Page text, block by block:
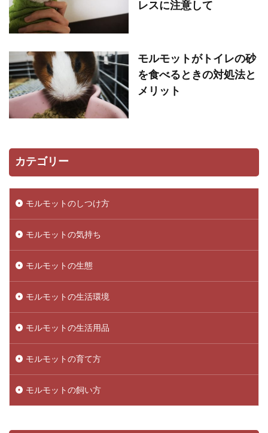
レスに注意して
モルモットがトイレの砂
を食べるときの対処法と
メリット
カテゴリー
モルモットのしつけ方
モルモットの気持ち
モルモットの生態
モルモットの生活環境
モルモットの生活用品
モルモットの育て方
モルモットの飼い方